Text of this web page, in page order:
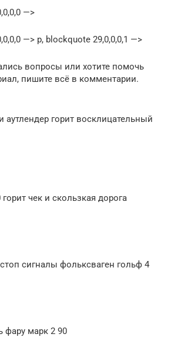
—>
—> p, blockquote 29,0,0,0,1 —>
вопросы или хотите помочь
пишите всё в комментарии.
аутлендер горит восклицательный
чек и скользкая дорога
сигналы фольксваген гольф 4
фару марк 2 90